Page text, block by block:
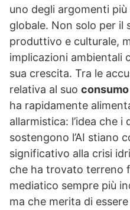
uno degli argomenti
globale. Non solo per il
produttivo e culturale,
implicazioni ambientali
sua crescita. Tra le
relativa al suo
ha rapidamente
allarmistica: l’idea che
sostengono l’AI stiano
significativo alla crisi
che ha trovato terreno
mediatico sempre più
ma che merita di